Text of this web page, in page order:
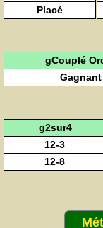
Placé
gCouplé
Gagnant
g2sur4
12-3
12-8